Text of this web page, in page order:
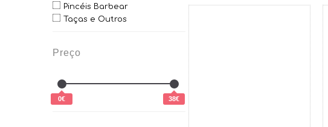
Pincéis Barbear
Taças e Outros
Preço
0€ 38€